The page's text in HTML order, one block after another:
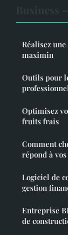
Réalisez
maximin
Outils pour
Optimisez
fruits frais
Comment
répond à
Logiciel de
gestion
Entreprise
de